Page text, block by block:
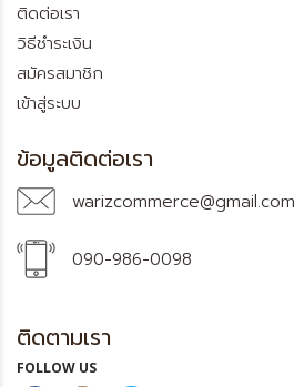
ติดต่อเรา
วิธีชำระเงิน
สมัครสมาชิก
เข้าสู่ระบบ
ข้อมูลติดต่อเรา
warizcommerce@gmail.com
090-986-0098
ติดตามเรา
FOLLOW US